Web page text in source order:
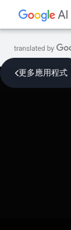
更多應用程式